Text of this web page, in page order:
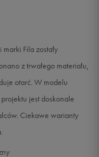
Fila zostały
z trwałego materiału,
otarć. W modelu
jest doskonale
Ciekawe warianty